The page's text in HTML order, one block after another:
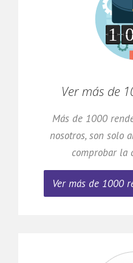
Ver más de
Más de 1000
nosotros, son solo
comprobar la
Ver más de 1000